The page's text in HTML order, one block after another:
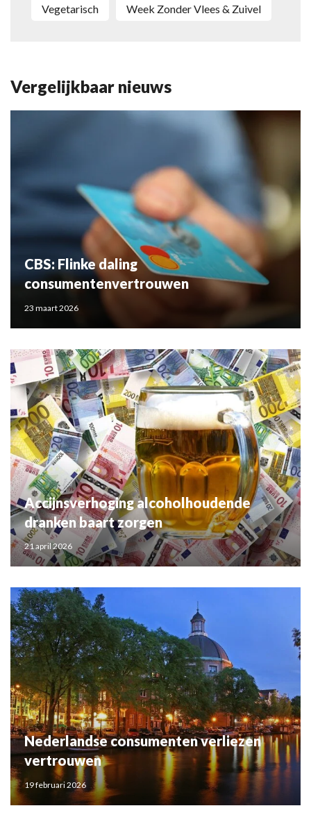
Vegetarisch Week Zonder Vlees & Zuivel
Vergelijkbaar nieuws
CBS: Flinke daling
consumentenvertrouwen
23 maart 2026
Accijnsverhoging alcoholhoudende
dranken baart zorgen
21 april 2026
Nederlandse consumenten verliezen
vertrouwen
19 februari 2026